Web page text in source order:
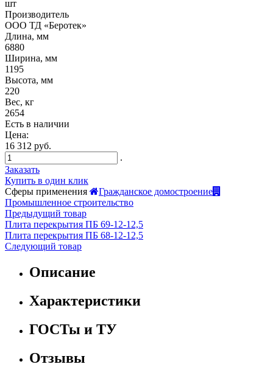
шт
Производитель
ООО ТД «Беротек»
Длина, мм
6880
Ширина, мм
1195
Высота, мм
220
Вес, кг
2654
Есть в наличии
Цена:
16 312 руб.
.
Заказать
Купить в один клик
Сферы применения
Гражданское домостроение
Промышленное строительство
Предыдущий товар
Плита перекрытия ПБ 69-12-12,5
Плита перекрытия ПБ 68-12-12,5
Следующий товар
Описание
Характеристики
ГОСТы и ТУ
Отзывы